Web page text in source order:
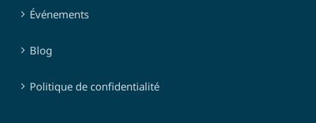
Événements
Blog
Politique de confidentialité